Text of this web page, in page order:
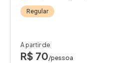
Regular
A partir de
R$ 70/pessoa